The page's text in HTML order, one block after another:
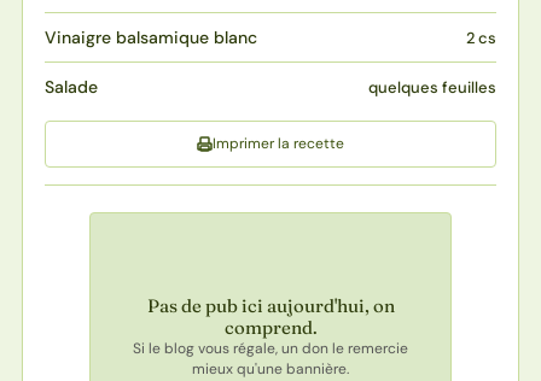
Vinaigre balsamique blanc 2 cs
Salade quelques feuilles
Imprimer la recette
Pas de pub ici aujourd'hui, on
comprend.
Si le blog vous régale, un don le remercie
mieux qu'une bannière.